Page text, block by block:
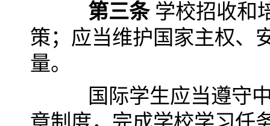
第三条学校招收和
策；应当维护国家主权、
量。
国际学生应当遵守中